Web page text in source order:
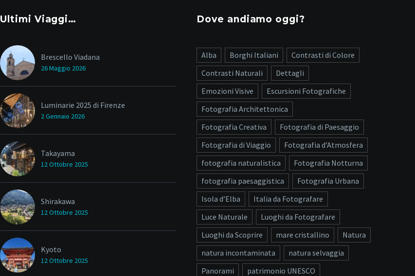
Ultimi Viaggi…
Brescello Viadana
26 Maggio 2026
Luminarie 2025 di Firenze
2 Gennaio 2026
Takayama
12 Ottobre 2025
Shirakawa
12 Ottobre 2025
Kyoto
12 Ottobre 2025
Dove andiamo oggi?
Alba Borghi Italiani
Contrasti di Colore
Contrasti Naturali
Dettagli
Emozioni Visive
Escursioni Fotografiche
Fotografia Architettonica
Fotografia Creativa
Fotografia di Paesaggio
Fotografia di Viaggio
Fotografia d’Atmosfera
fotografia naturalistica
Fotografia Notturna
fotografia paesaggistica
Fotografia Urbana
Isola d’Elba
Italia da Fotografare
Luce Naturale
Luoghi da Fotografare
Luoghi da Scoprire
mare cristallino
Natura
natura incontaminata
natura selvaggia
Panorami
patrimonio UNESCO